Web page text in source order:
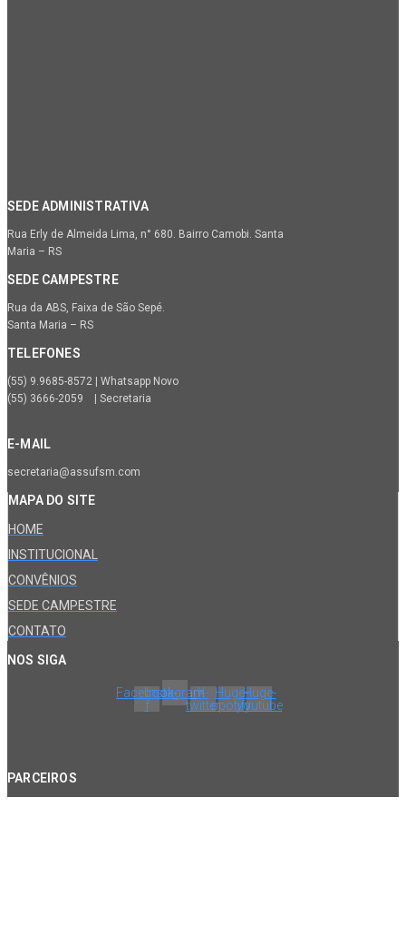
SEDE ADMINISTRATIVA
Rua Erly de Almeida Lima, n° 680. Bairro Camobi. Santa
Maria – RS
SEDE CAMPESTRE
Rua da ABS, Faixa de São Sepé.
Santa Maria – RS
TELEFONES
(55) 9.9685-8572 | Whatsapp Novo
(55) 3666-2059 | Secretaria
E-MAIL
secretaria@assufsm.com
MAPA DO SITE
HOME
INSTITUCIONAL
CONVÊNIOS
SEDE CAMPESTRE
CONTATO
NOS SIGA
Facebook-
f
InstagramX-
twitter
Huge-
spotify
Huge-
youtube
PARCEIROS